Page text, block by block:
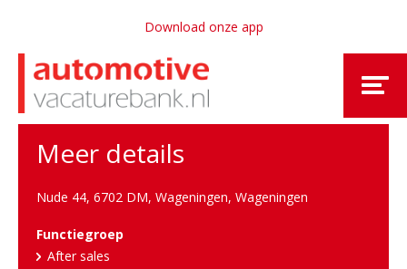
Download onze app
Meer details
Nude 44, 6702 DM, Wageningen, Wageningen
Functiegroep
After sales